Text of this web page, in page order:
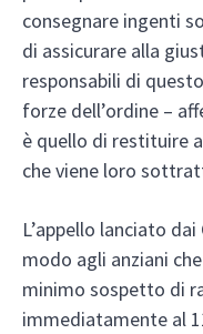
consegnare ingenti
di assicurare alla
responsabili di
forze dell’ordine –
è quello di restituire
che viene loro
L’appello lanciato
modo agli anziani
minimo sospetto di
immediatamente al